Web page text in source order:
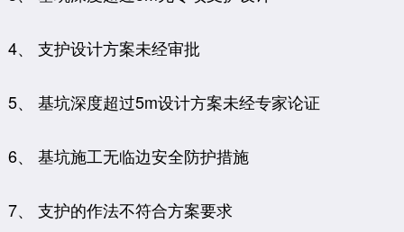
4、 支护设计方案未经审批
5、 基坑深度超过5m设计方案未经专家论证
6、 基坑施工无临边安全防护措施
7、 支护的作法不符合方案要求